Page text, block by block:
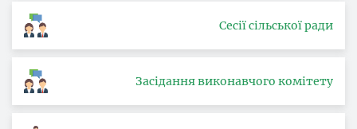
Сесії сільської ради
Засідання виконавчого комітету